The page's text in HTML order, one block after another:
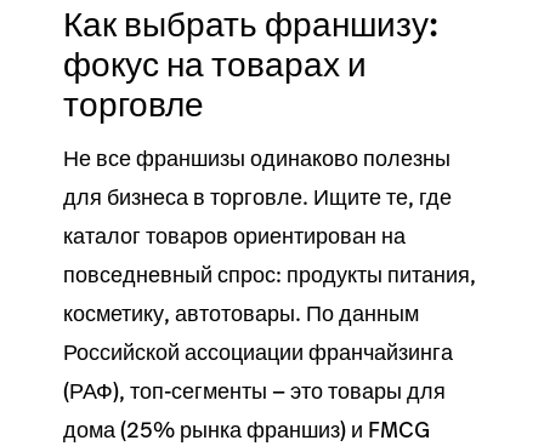
Как выбрать франшизу:
фокус на товарах и
торговле
Не все франшизы одинаково полезны
для бизнеса в торговле. Ищите те, где
каталог товаров ориентирован на
повседневный спрос: продукты питания,
косметику, автотовары. По данным
Российской ассоциации франчайзинга
(РАФ), топ-сегменты — это товары для
дома (25% рынка франшиз) и FMCG